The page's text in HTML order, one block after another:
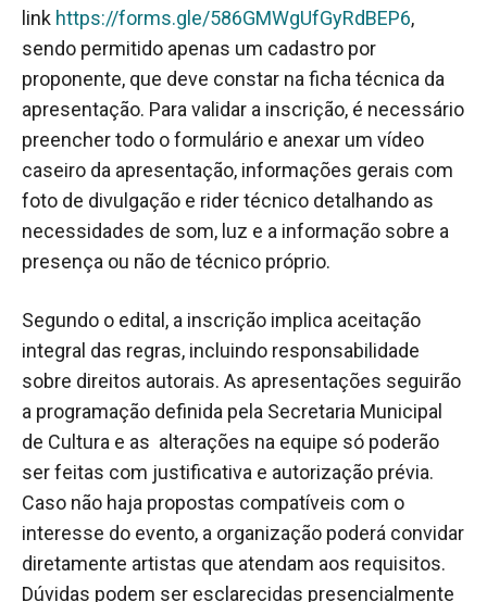
link https://forms.gle/586GMWgUfGyRdBEP6,
sendo permitido apenas um cadastro por
proponente, que deve constar na ficha técnica da
apresentação. Para validar a inscrição, é necessário
preencher todo o formulário e anexar um vídeo
caseiro da apresentação, informações gerais com
foto de divulgação e rider técnico detalhando as
necessidades de som, luz e a informação sobre a
presença ou não de técnico próprio.
Segundo o edital, a inscrição implica aceitação
integral das regras, incluindo responsabilidade
sobre direitos autorais. As apresentações seguirão
a programação definida pela Secretaria Municipal
de Cultura e as alterações na equipe só poderão
ser feitas com justificativa e autorização prévia.
Caso não haja propostas compatíveis com o
interesse do evento, a organização poderá convidar
diretamente artistas que atendam aos requisitos.
Dúvidas podem ser esclarecidas presencialmente